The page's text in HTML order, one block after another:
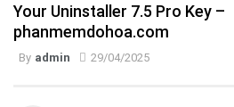
Your Uninstaller 7.5 Pro Key –
phanmemdohoa.com
By admin 29/04/2025